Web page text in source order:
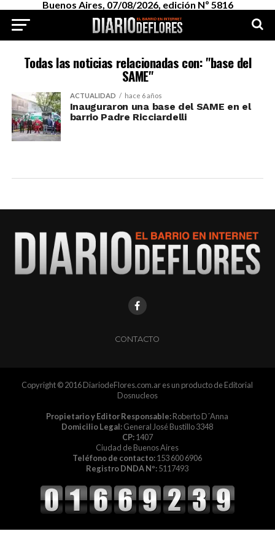
Buenos Aires, 07/08/2026, edición Nº 5816
Todas las noticias relacionadas con: "base del
SAME"
ACTUALIDAD hace 6 años
Inauguraron una base del SAME en el
barrio Padre Ricciardelli
CONTACTO
Copyright © 2016 DiariodeFlores.com.ar es un producto de Editorial
Dosnucleos
Propietario y Editor Responsable:Roberto D´Anna
Domicilio Legal:General José Bustillo 3348
CP:1407
Ciudad de Buenos Aires
Teléfono de contacto:153 600 6906
Registro DNDA Nº:5117493